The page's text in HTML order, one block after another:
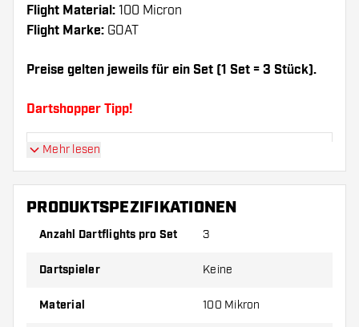
Flight Material: 100 Micron
Flight Marke: GOAT
Preise gelten jeweils für ein Set (1 Set = 3 Stück).
Dartshopper Tipp!
Sorgen Sie für genügend Ersatz Flights und
Shafts. Diese können sich durch Gebrauch
Probieren Sie eine andere Form, ein anderes
um herauszufinden, welche Variante am besten
zu Ihnen passt!
Mehr lesen
PRODUKTSPEZIFIKATIONEN
Anzahl Dartflights pro Set 3
Dartspieler Keine
Material 100 Mikron